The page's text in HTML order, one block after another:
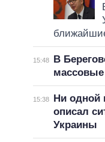
15:48
В
15:38
Ни одной
описал
Украины